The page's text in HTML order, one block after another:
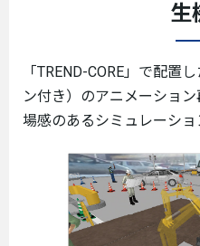
生
「TREND-CORE」で配置
ン付き）のアニメーショ
場感のあるシミュレーショ